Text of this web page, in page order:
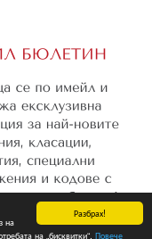
Разбрах!
на
на „бисквитки“. Повече